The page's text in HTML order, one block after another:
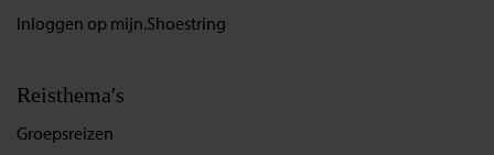
Inloggen op mijn.Shoestring
Reisthema's
Groepsreizen